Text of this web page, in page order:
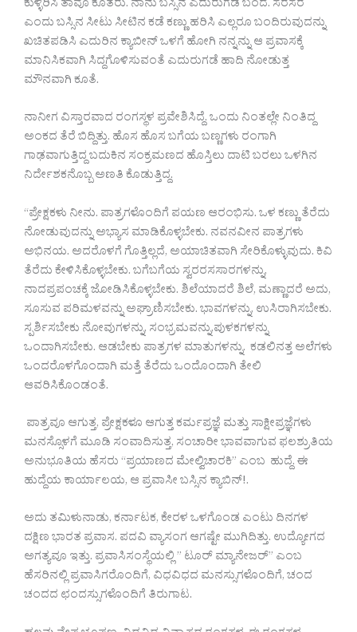
ಕುಳ್ಳಿರಿಸಿ ತಾವೂ ಕೂತರು. ನಾನು ಬಸ್ಸಿನ ಎದುರುಗಡೆ ಬಂದೆ. ಸರಸರ
ಎಂದು ಬಸ್ಸಿನ ಸೀಟು ಸೀಟಿನ ಕಡೆ ಕಣ್ಣು ಹರಿಸಿ ಎಲ್ಲರೂ ಬಂದಿರುವುದನ್ನು
ಖಚಿತಪಡಿಸಿ ಎದುರಿನ ಕ್ಯಾಬೀನ್ ಒಳಗೆ ಹೋಗಿ ನನ್ನನ್ನು ಆ ಪ್ರವಾಸಕ್ಕೆ
ಮಾನಿಸಿಕವಾಗಿ ಸಿದ್ದಗೊಳಿಸುವಂತೆ ಎದುರುಗಡೆ ಹಾದಿ ನೋಡುತ್ತ
ಮೌನವಾಗಿ ಕೂತೆ.
ನಾನೀಗ ವಿಸ್ತಾರವಾದ ರಂಗಸ್ಥಳ ಪ್ರವೇಶಿಸಿದ್ದೆ. ಒಂದು ನಿಂತಲ್ಲೇ ನಿಂತಿದ್ದ
ಅಂಕದ ತೆರೆ ಬಿದ್ದಿತ್ತು. ಹೊಸ ಹೊಸ ಬಗೆಯ ಬಣ್ಣಗಳು ರಂಗಾಗಿ
ಗಾಢವಾಗುತ್ತಿದ್ದ ಬದುಕಿನ ಸಂಕ್ರಮಣದ ಹೊಸ್ತಿಲು ದಾಟಿ ಬರಲು ಒಳಗಿನ
ನಿರ್ದೇಶಕನೊಬ್ಬ ಅಣತಿ ಕೊಡುತ್ತಿದ್ದ.
“ಪ್ರೇಕ್ಷಕಳು ನೀನು. ಪಾತ್ರಗಳೊಂದಿಗೆ ಪಯಣ ಆರಂಭಿಸು. ಒಳ ಕಣ್ಣು ತೆರೆದು
ನೋಡುವುದನ್ನು ಅಭ್ಯಾಸ ಮಾಡಿಕೊಳ್ಳಬೇಕು. ನವನವೀನ ಪಾತ್ರಗಳು
ಅಭಿನಯ. ಅದರೊಳಗೆ ಗೊತ್ತಿಲ್ಲದೆ, ಅಯಾಚಿತವಾಗಿ ಸೇರಿಕೊಳ್ಳುವುದು. ಕಿವಿ
ತೆರೆದು‌ ಕೇಳಿಸಿಕೊಳ್ಳಬೇಕು. ಬಗೆಬಗೆಯ ಸ್ವರರಸಸಾರಗಳನ್ನು,
ನಾದಪ್ರಪಂಚಕ್ಕೆ ಜೋಡಿಸಿಕೊಳ್ಳಬೇಕು. ಶಿಲೆಯಾದರೆ ಶಿಲೆ, ಮಣ್ಣಾದರೆ ಅದು,
ಸೂಸುವ ಪರಿಮಳವನ್ನು ಅಘ್ರಾಣಿಸಬೇಕು. ಭಾವಗಳನ್ನು, ಉಸಿರಾಗಿಸಬೇಕು.
ಸ್ಪರ್ಶಿಸಬೇಕು ನೋವುಗಳನ್ನು, ಸಂಭ್ರಮವನ್ನು,ಪುಳಕಗಳನ್ನು
ಒಂದಾಗಿಸಬೇಕು. ಆಡಬೇಕು ಪಾತ್ರಗಳ ಮಾತುಗಳನ್ನು. ಕಡಲಿನತ್ತ ಅಲೆಗಳು
ಒಂದರೊಳಗೊಂದಾಗಿ ಮತ್ತೆ ತೆರೆದು ಒಂದೊಂದಾಗಿ ತೇಲಿ
ಆವರಿಸಿಕೊಂಡಂತೆ.
ಪಾತ್ರವೂ ಆಗುತ್ತ, ಪ್ರೇಕ್ಷಕಳೂ ಆಗುತ್ತ ಕರ್ಮಪ್ರಜ್ಞೆ ಮತ್ತು ಸಾಕ್ಷೀಪ್ರಜ್ಞೆಗಳು
ಮನಸ್ಸೊಳಗೆ ಮೂಡಿ ಸಂವಾದಿಸುತ್ತ, ಸಂಚಾರೀ ಭಾವವಾಗುವ ಫಲಶ್ರುತಿಯ
ಅನುಭೂತಿಯ ಹೆಸರು “ಪ್ರಯಾಣದ ಮೇಲ್ವಿಚಾರಕಿ” ಎಂಬ ಹುದ್ದೆ. ಈ
ಹುದ್ದೆಯ ಕಾರ್ಯಾಲಯ, ಆ ಪ್ರವಾಸೀ ಬಸ್ಸಿನ ಕ್ಯಾಬಿನ್!.
ಅದು ತಮಿಳುನಾಡು, ಕರ್ನಾಟಕ, ಕೇರಳ ಒಳಗೊಂಡ ಎಂಟು ದಿನಗಳ
ದಕ್ಷಿಣ ಭಾರತ ಪ್ರವಾಸ. ಪದವಿ ವ್ಯಾಸಂಗ ಆಗಷ್ಟೇ ಮುಗಿದಿತ್ತು. ಉದ್ಯೋಗದ
ಅಗತ್ಯವೂ ಇತ್ತು. ಪ್ರವಾಸಿಸಂಸ್ಥೆಯಲ್ಲಿ ” ಟೂರ್ ಮ್ಯಾನೇಜರ್” ಎಂಬ
ಹೆಸರಿನಲ್ಲಿ ಪ್ರವಾಸಿಗರೊಂದಿಗೆ, ವಿಧವಿಧದ ಮನಸ್ಸುಗಳೊಂದಿಗೆ, ಚಂದ
ಚಂದದ ಛಂದಸ್ಸುಗಳೊಂದಿಗೆ ತಿರುಗಾಟ.